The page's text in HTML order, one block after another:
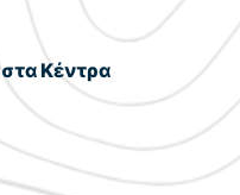
Κέντρα